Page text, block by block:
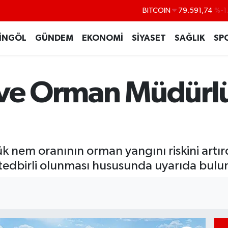
EURO 53,38690
BİST100 14.598,00
GÜNDEM EKONOMİ SİYASET SAĞLIK
ve Orman
nem oranının orman yangını riskini
olunması hususunda uyarıda